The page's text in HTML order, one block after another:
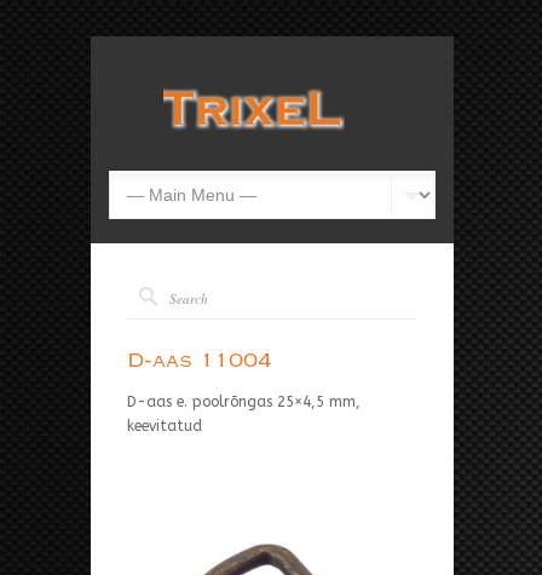
D-aas 11004
D-aas e. poolrõngas 25×4,5 mm,
keevitatud